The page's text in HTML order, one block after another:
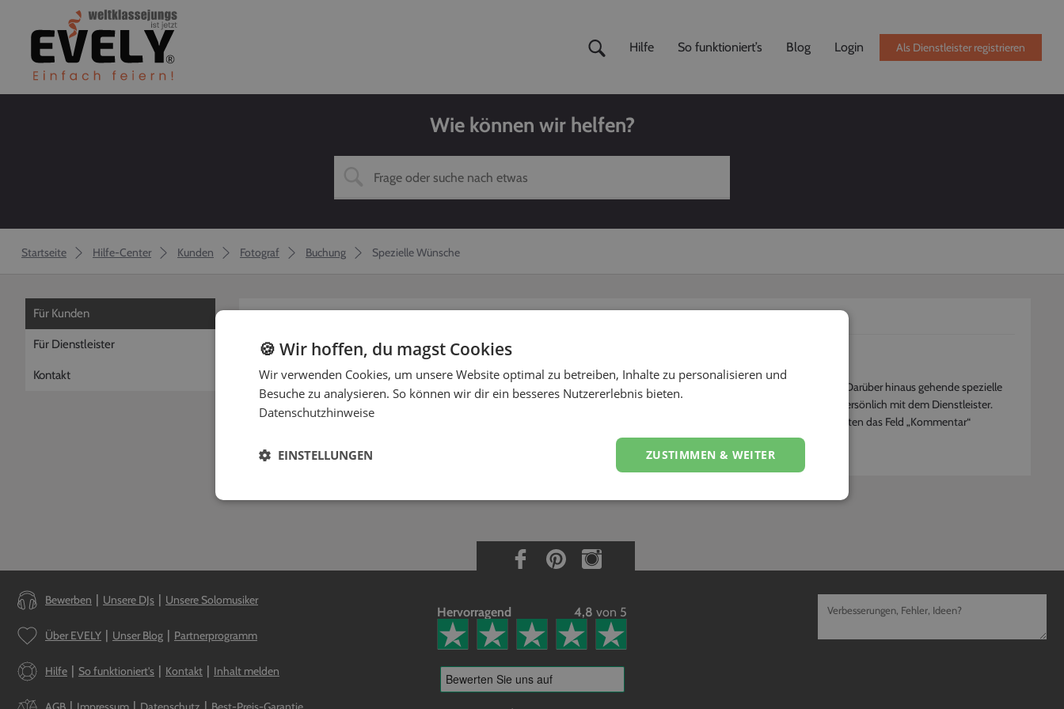
Hilfe So funktioniert’s Blog Login Als Dienstleister registrieren
Wie können wir helfen?
Startseite Hilfe-Center Kunden Fotograf Buchung Spezielle Wünsche
Für Kunden
Für Dienstleister
Kontakt
Muss ich spezielle Wünsche schon bei der Buchung angeben?
Nein, du kannst den Dienstleister anhand seiner detaillierten Informationen genau passend zu deinen Wünschen auswählen. Darüber hinaus gehende spezielle
Wünsche klärst du entweder vor Buchung über die Chat-Funktion im Profil des Dienstleisters oder einfach nach der Buchung persönlich mit dem Dienstleister.
Wenn du dem Dienstleister bei der Buchung noch etwas mitteilen möchtest, kannst du dazu bei der Eingabe deiner Kontaktdaten das Feld „Kommentar“
Bewerben Unsere DJs Unsere Solomusiker
Über EVELY Unser Blog Partnerprogramm
Hilfe So funktioniert's Kontakt Inhalt melden
Hervorragend 4,8 von 5
🍪 Wir hoffen, du magst Cookies
Wir verwenden Cookies, um unsere Website optimal zu betreiben, Inhalte zu personalisieren und
Besuche zu analysieren. So können wir dir ein besseres Nutzererlebnis bieten.
Datenschutzhinweise
ZUSTIMMEN & WEITER
EINSTELLUNGEN